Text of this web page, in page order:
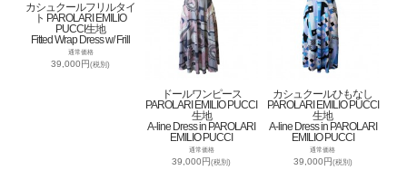
カシュクールフリルタイ
ト PAROLARI EMILIO
PUCCI生地
Fitted Wrap Dress w/ Frill
通常価格
39,000円(税別)
ドールワンピース
PAROLARI EMILIO PUCCI
生地
A-line Dress in PAROLARI
EMILIO PUCCI
通常価格
39,000円(税別)
カシュクールひもなし
PAROLARI EMILIO PUCCI
生地
A-line Dress in PAROLARI
EMILIO PUCCI
通常価格
39,000円 (税別)